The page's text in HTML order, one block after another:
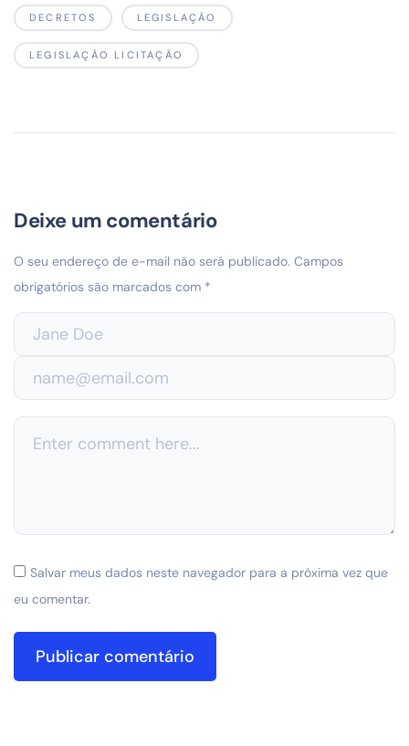
DECRETOS LEGISLAÇÃO
LEGISLAÇÃO LICITAÇÃO
Deixe um comentário
O seu endereço de e-mail não será publicado. Campos
obrigatórios são marcados com *
Salvar meus dados neste navegador para a próxima vez que
eu comentar.